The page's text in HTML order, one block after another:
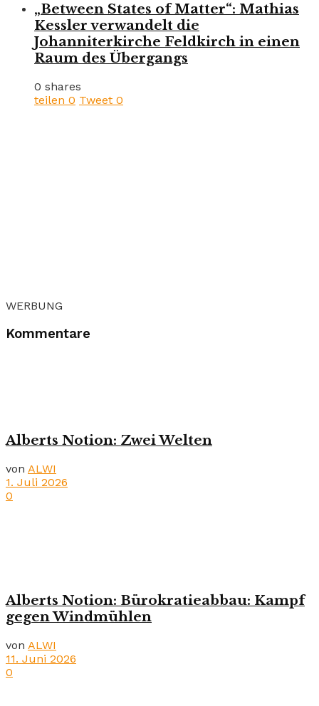
„Between States of Matter“: Mathias
Kessler verwandelt die
Johanniterkirche Feldkirch in einen
Raum des Übergangs
0 shares
teilen 0 Tweet 0
WERBUNG
Kommentare
Alberts Notion: Zwei Welten
von ALWI
1. Juli 2026
0
Alberts Notion: Bürokratieabbau: Kampf
gegen Windmühlen
von ALWI
11. Juni 2026
0